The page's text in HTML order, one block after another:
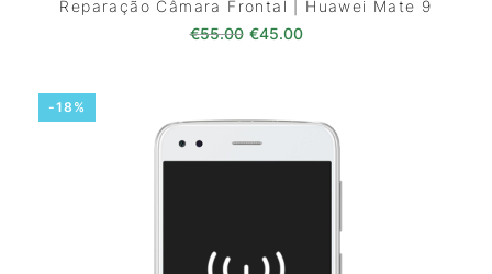
Reparação Câmara Frontal | Huawei Mate 9
€55.00 O preço original era: €55.00.
€45.00O preço atual é:
-18%